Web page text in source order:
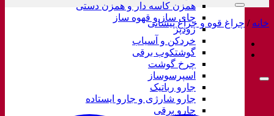
همزن کاسه دار و همزن دستی
چای ساز و قهوه ساز
زودپز
خردکن و آسیاب
گوشتکوب برقی
چرخ گوشت
اسپرسوساز
جارو رباتیک
جارو شارژی و جارو ایستاده
جارو برقی
خانه / چراغ قوه و چراغ پیشانی